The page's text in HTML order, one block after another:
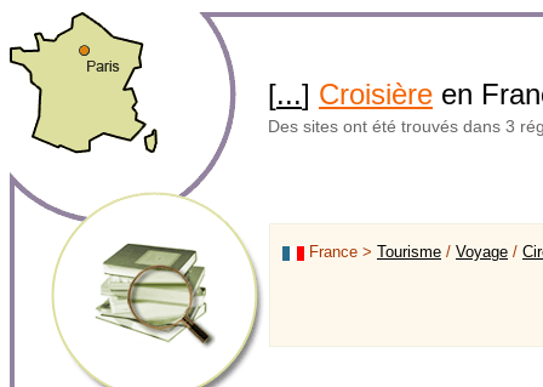
[...] Croisière en
Des sites ont été trouvés dans 3
France > Tourisme / Voyage /